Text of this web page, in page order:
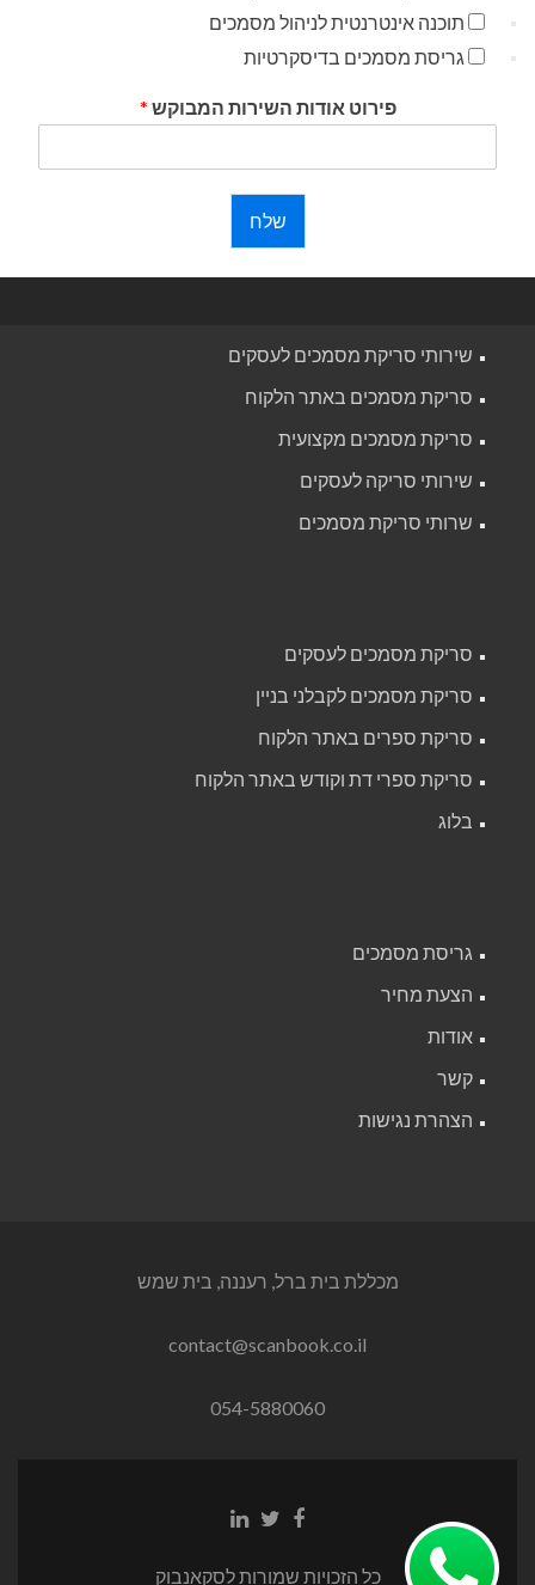
תוכנה אינטרנטית לניהול מסמכים
גריסת מסמכים בדיסקרטיות
פירוט אודות השירות המבוקש *
שלח
שירותי סריקת מסמכים לעסקים
סריקת מסמכים באתר הלקוח
סריקת מסמכים מקצועית
שירותי סריקה לעסקים
שרותי סריקת מסמכים
סריקת מסמכים לעסקים
סריקת מסמכים לקבלני בניין
סריקת ספרים באתר הלקוח
סריקת ספרי דת וקודש באתר הלקוח
בלוג
גריסת מסמכים
הצעת מחיר
אודות
קשר
הצהרת נגישות
מכללת בית ברל, רעננה, בית שמש
contact@scanbook.co.il
054-5880060
Facebook
Twitter
Linkedin
כל הזכויות שמורות לסקאנבוק